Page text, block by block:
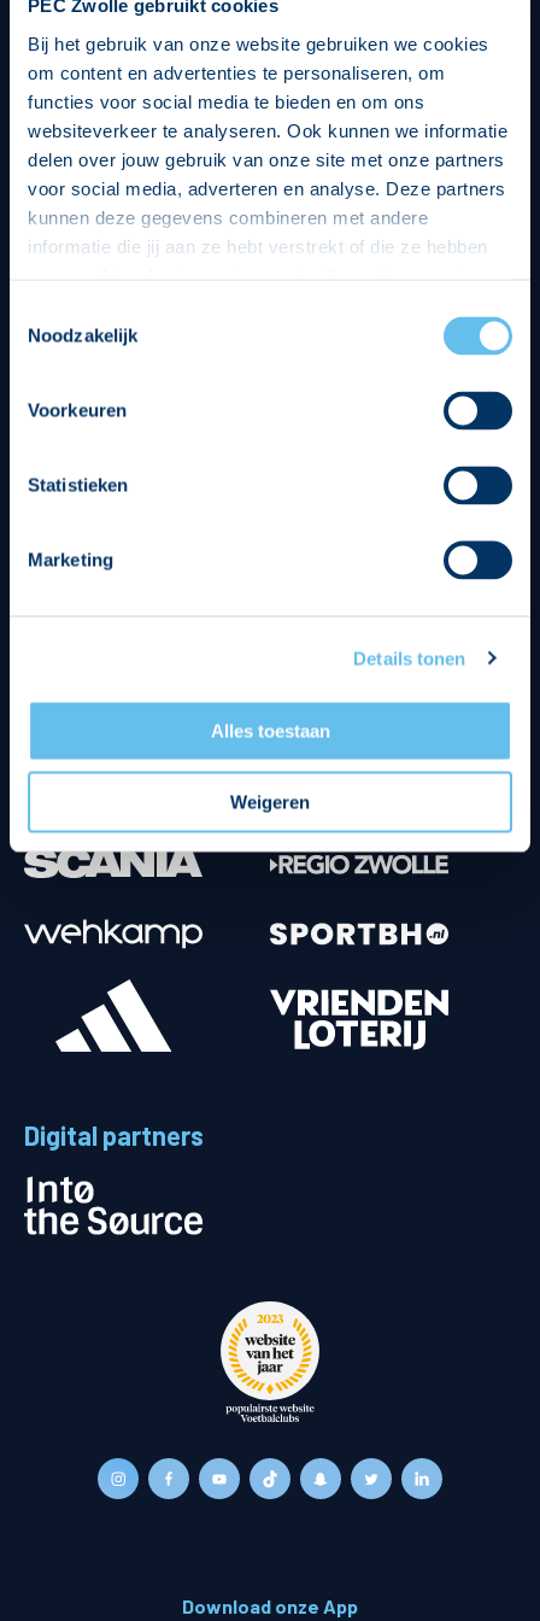
PEC Zwolle gebruikt cookies
Bij het gebruik van onze website gebruiken we cookies
om content en advertenties te personaliseren, om
functies voor social media te bieden en om ons
websiteverkeer te analyseren. Ook kunnen we informatie
delen over jouw gebruik van onze site met onze partners
voor social media, adverteren en analyse. Deze partners
kunnen deze gegevens combineren met andere
informatie die jij aan ze hebt verstrekt of die ze hebben
op een veilige en integere wijze. Je kunt je toestemming
beheren op de privacy- en cookieverklaring pagina.
Noodzakelijk
Voorkeuren
Statistieken
Marketing
Details tonen
Alles toestaan
Weigeren
Digital partners
Download onze App